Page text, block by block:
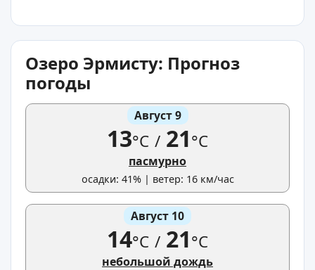
Озеро Эрмисту: Прогноз
погоды
Август 9
13°C / 21°C
пасмурно
осадки: 41% | ветер: 16 км/час
Август 10
14°C / 21°C
небольшой дождь